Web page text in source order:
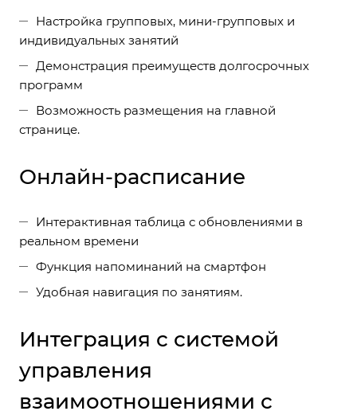
Настройка групповых, мини-групповых и
индивидуальных занятий
Демонстрация преимуществ долгосрочных
программ
Возможность размещения на главной
странице.
Онлайн-расписание
Интерактивная таблица с обновлениями в
реальном времени
Функция напоминаний на смартфон
Удобная навигация по занятиям.
Интеграция с системой
управления
взаимоотношениями с